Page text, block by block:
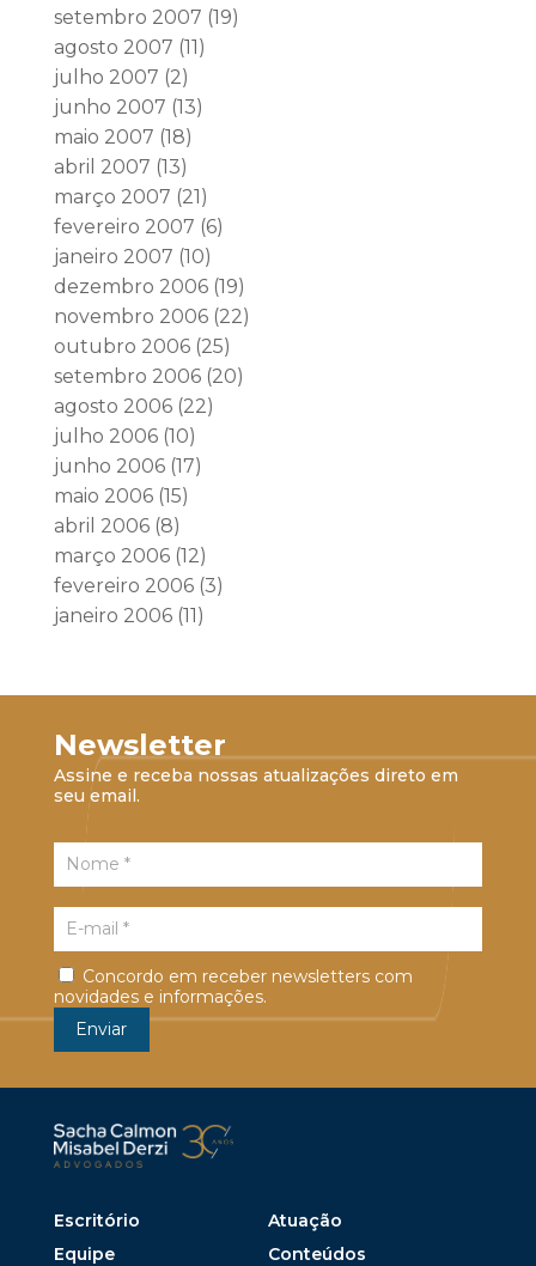
setembro 2007 (19)
agosto 2007 (11)
julho 2007 (2)
junho 2007 (13)
maio 2007 (18)
abril 2007 (13)
março 2007 (21)
fevereiro 2007 (6)
janeiro 2007 (10)
dezembro 2006(19)
novembro 2006(22)
outubro 2006(25)
setembro 2006(20)
agosto 2006(22)
julho 2006(10)
junho 2006(17)
maio 2006(15)
abril 2006(8)
março 2006(12)
fevereiro 2006(3)
janeiro 2006(11)
Newsletter
Assine e receba nossas atualizações direto em
seu email.
Concordo em receber newsletters com
novidades e informações.
Escritório
Atuação
Equipe
Conteúdos